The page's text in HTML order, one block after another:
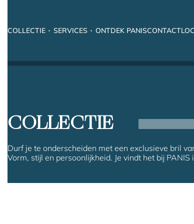
COLLECTIE SERVICES ONTDEK PANISCONTACT
COLLECTIE
Durf je te onderscheiden met een exclusieve bril
Vorm, stijl en persoonlijkheid. Je vindt het bij PANIS